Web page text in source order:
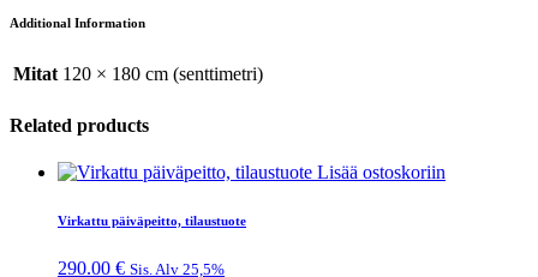
Additional Information
Mitat 120 × 180 cm (senttimetri)
Related products
Lisää ostoskoriin
Virkattu päiväpeitto, tilaustuote
290.00 € Sis. Alv 25,5%